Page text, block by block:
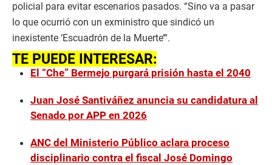
policial para evitar escenarios pasados. “Sino va a pasar
lo que ocurrió con un exministro que sindicó un
inexistente ‘Escuadrón de la Muerte’“.
TE PUEDE INTERESAR:
El “Che” Bermejo purgará prisión hasta el 2040
Juan José Santiváñez anuncia su candidatura al
Senado por APP en 2026
ANC del Ministerio Público aclara proceso
disciplinario contra el fiscal José Domingo